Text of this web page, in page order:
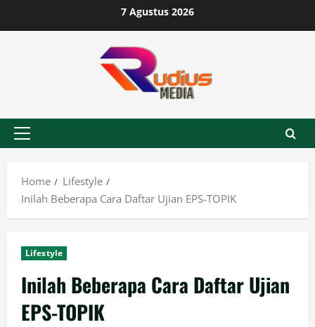
to
7 Agustus 2026
Primary
Home
Lifestyle
Inilah Beberapa Cara Daftar Ujian EPS-TOPIK
Lifestyle
Inilah Beberapa Cara Daftar Ujian
EPS-TOPIK